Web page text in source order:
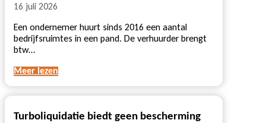
16 juli 2026
Een ondernemer huurt sinds 2016 een aantal
bedrijfsruimtes in een pand. De verhuurder brengt
btw…
Meer lezen
Turboliquidatie biedt geen bescherming